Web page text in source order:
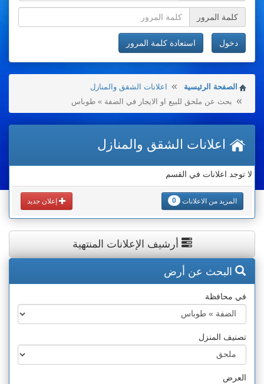
كلمة المرور
دخول استعادة كلمة المرور
الصفحة الرئيسية
اعلانات الشقق والمنازل
بحث عن ملحق للبيع او الايجار في الضفة » طوباس
اعلانات الشقق والمنازل
لا توجد اعلانات في القسم
المزيد من الاعلانات 0 إعلان جديد
أرشيف الإعلانات المنتهية
البحث عن أرض
في محافظة
تصنيف المنزل
العرض